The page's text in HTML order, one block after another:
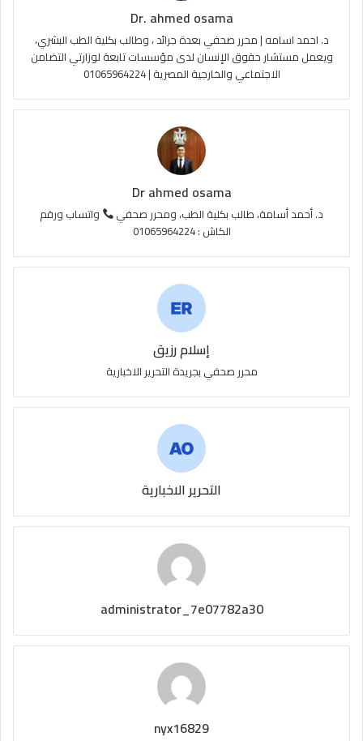
e
ا
م
م
و
ق
ع
R
S
S
Dr. ahmed osama
د. احمد اسامه | محرر صحفي بعدة جرائد ، وطالب بكلية الطب البشري،
ويعمل مستشار حقوق الإنسان لدى مؤسسات تابعة لوزارتي التضامن
الاجتماعي والخارجية المصرية | 01065964224
Dr ahmed osama
د. أحمد أسامة، طالب بكلية الطب، ومحرر صحفي
واتساب ورقم
الكاش : 01065964224
إسلام رزيق
محرر صحفي بجريدة التحرير الاخبارية
التحرير الاخبارية
administrator_7e07782a30
nyx16829